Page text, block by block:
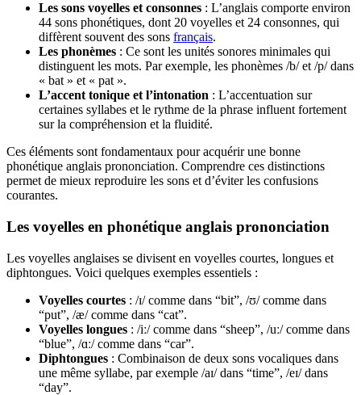
Les sons voyelles et consonnes : L’anglais comporte environ
44 sons phonétiques, dont 20 voyelles et 24 consonnes, qui
diffèrent souvent des sons français.
Les phonèmes : Ce sont les unités sonores minimales qui
distinguent les mots. Par exemple, les phonèmes /b/ et /p/ dans
« bat » et « pat ».
L’accent tonique et l’intonation : L’accentuation sur
certaines syllabes et le rythme de la phrase influent fortement
sur la compréhension et la fluidité.
Ces éléments sont fondamentaux pour acquérir une bonne
phonétique anglais prononciation. Comprendre ces distinctions
permet de mieux reproduire les sons et d’éviter les confusions
courantes.
Les voyelles en phonétique anglais prononciation
Les voyelles anglaises se divisent en voyelles courtes, longues et
diphtongues. Voici quelques exemples essentiels :
Voyelles courtes : /ɪ/ comme dans “bit”, /ʊ/ comme dans
“put”, /æ/ comme dans “cat”.
Voyelles longues : /iː/ comme dans “sheep”, /uː/ comme dans
“blue”, /ɑː/ comme dans “car”.
Diphtongues : Combinaison de deux sons vocaliques dans
une même syllabe, par exemple /aɪ/ dans “time”, /eɪ/ dans
“day”.